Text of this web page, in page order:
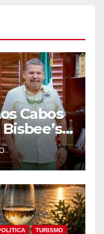
Cabos
para
TURISMO